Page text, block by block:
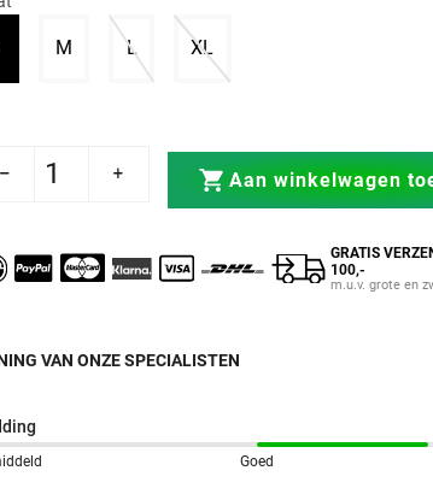
Variant uitverkocht of niet beschikbaar
MVariant uitverkocht of niet beschikbaar
LVariant uitverkocht of niet
XL
RB1 Ultra 2.0 Zwart
Rival Zakhandschoenen RB1 Ultra 2.0 Zwart
Aan winkelwagen
GRATIS
100,-
m.u.v. grote en
VAN ONZE SPECIALISTEN
Goed